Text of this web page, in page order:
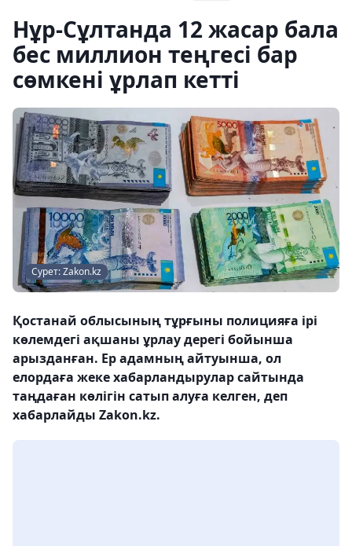
Нұр-Сұлтанда 12 жасар бала
бес миллион теңгесі бар
сөмкені ұрлап кетті
Сурет: Zakon.kz
Қостанай облысының тұрғыны полицияға ірі
көлемдегі ақшаны ұрлау дерегі бойынша
арызданған. Ер адамның айтуынша, ол
елордаға жеке хабарландырулар сайтында
таңдаған көлігін сатып алуға келген, деп
хабарлайды Zakon.kz.